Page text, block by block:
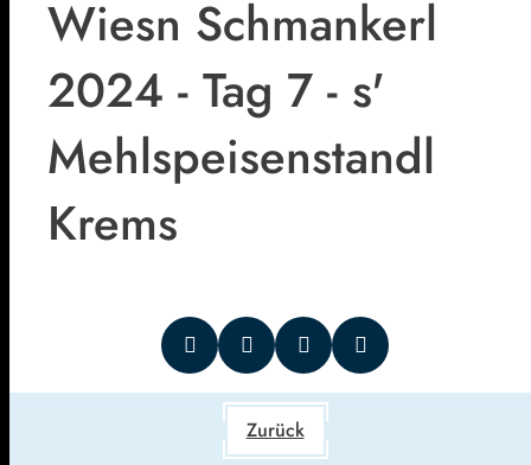
Wiesn Schmankerl
2024 - Tag 7 - s'
Mehlspeisenstandl
Krems
Zurück